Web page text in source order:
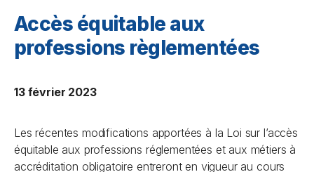
Accès équitable aux
professions règlementées
13 février 2023
Les récentes modifications apportées à la Loi sur l’accès
équitable aux professions réglementées et aux métiers à
accréditation obligatoire entreront en vigueur au cours